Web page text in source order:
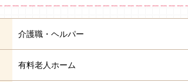
介護職・ヘルパー
有料老人ホーム